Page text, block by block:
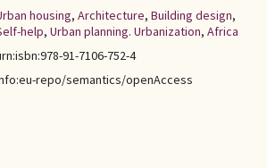
housing, Architecture, Building design,
help, Urban planning. Urbanization, Africa
91-7106-752-4
repo/semantics/openAccess